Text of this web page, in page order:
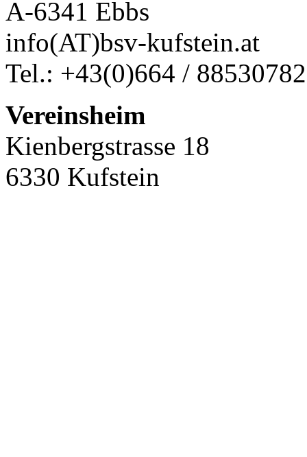
A-6341 Ebbs
info(AT)bsv-kufstein.at
Tel.: +43(0)664 / 88530782
Vereinsheim
Kienbergstrasse 18
6330 Kufstein